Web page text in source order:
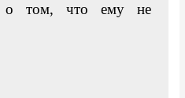
о том, что ему не